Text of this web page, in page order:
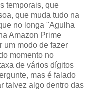
temporais, que
que muda tudo na
no longa "Agulha
Amazon Prime
um modo de fazer
momento no
de vários dígitos
mas é falado
talvez algo dentro das